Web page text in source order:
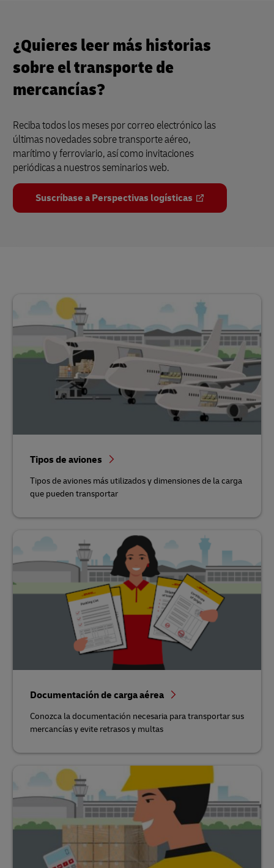
¿Quieres leer más historias
sobre el transporte de
mercancías?
Reciba todos los meses por correo electrónico las
últimas novedades sobre transporte aéreo,
marítimo y ferroviario, así como invitaciones
periódicas a nuestros seminarios web.
Suscríbase a Perspectivas logísticas
Tipos de aviones
Tipos de aviones más utilizados y dimensiones de la carga
que pueden transportar
Documentación de carga aérea
Conozca la documentación necesaria para transportar sus
mercancías y evite retrasos y multas